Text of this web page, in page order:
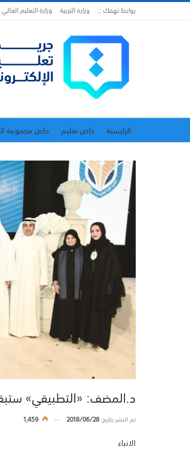
روابط تهمك :: وزارة التربية وزارة التعليم العالي
الرئيسية خاص تعليم خاص مجموعة
د.المضف: «التطبيقي»
تم النشر بتاريخ2018/06/28
1,459
الانباء